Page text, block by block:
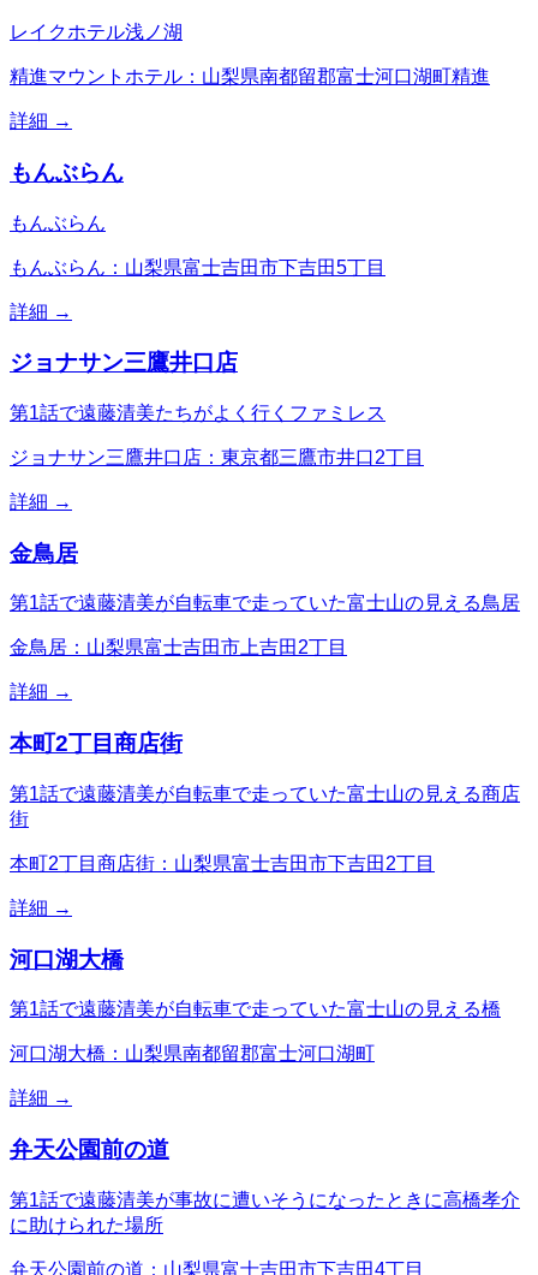
レイクホテル浅ノ湖
精進マウントホテル：山梨県南都留郡富士河口湖町精進
詳細 →
もんぶらん
もんぶらん
もんぶらん：山梨県富士吉田市下吉田5丁目
詳細 →
ジョナサン三鷹井口店
第1話で遠藤清美たちがよく行くファミレス
ジョナサン三鷹井口店：東京都三鷹市井口2丁目
詳細 →
金鳥居
第1話で遠藤清美が自転車で走っていた富士山の見える鳥居
金鳥居：山梨県富士吉田市上吉田2丁目
詳細 →
本町2丁目商店街
第1話で遠藤清美が自転車で走っていた富士山の見える商店
街
本町2丁目商店街：山梨県富士吉田市下吉田2丁目
詳細 →
河口湖大橋
第1話で遠藤清美が自転車で走っていた富士山の見える橋
河口湖大橋：山梨県南都留郡富士河口湖町
詳細 →
弁天公園前の道
第1話で遠藤清美が事故に遭いそうになったときに高橋孝介
に助けられた場所
弁天公園前の道：山梨県富士吉田市下吉田4丁目